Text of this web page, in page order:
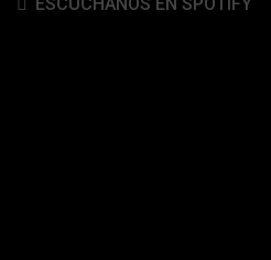
ESCÚCHANOS EN SPOTIFY